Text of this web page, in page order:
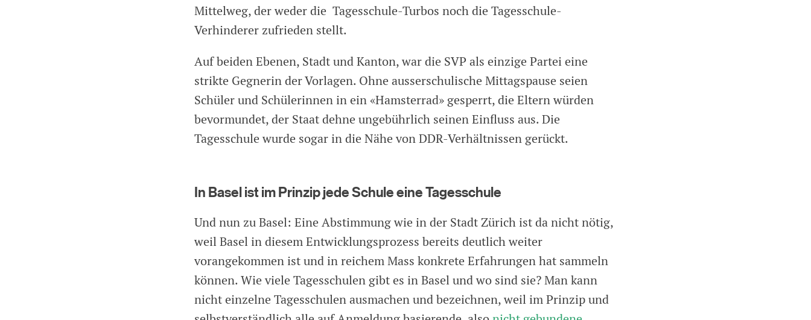
Mittelweg, der weder die Tagesschule-Turbos noch die Tagesschule-
Verhinderer zufrieden stellt.
Auf beiden Ebenen, Stadt und Kanton, war die SVP als einzige Partei eine
strikte Gegnerin der Vorlagen. Ohne ausserschulische Mittagspause seien
Schüler und Schülerinnen in ein «Hamsterrad» gesperrt, die Eltern würden
bevormundet, der Staat dehne ungebührlich seinen Einfluss aus. Die
Tagesschule wurde sogar in die Nähe von DDR-Verhältnissen gerückt.
In Basel ist im Prinzip jede Schule eine Tagesschule
Und nun zu Basel: Eine Abstimmung wie in der Stadt Zürich ist da nicht nötig,
weil Basel in diesem Entwicklungsprozess bereits deutlich weiter
vorangekommen ist und in reichem Mass konkrete Erfahrungen hat sammeln
können. Wie viele Tagesschulen gibt es in Basel und wo sind sie? Man kann
nicht einzelne Tagesschulen ausmachen und bezeichnen, weil im Prinzip und